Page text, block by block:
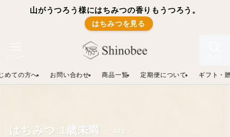
山がうつろう様にはちみつの香りもうつろう。
はちみつを見る
めての方へ お問い合わせ 商品一覧 定期便について ギフト・
はちみつ 1歳未満 – tag –